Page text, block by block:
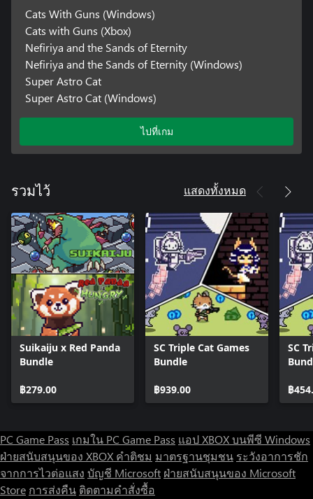
Cats With Guns (Windows)
Cats with Guns (Xbox)
Nefiriya and the Sands of Eternity
Nefiriya and the Sands of Eternity (Windows)
Super Astro Cat
Super Astro Cat (Windows)
ไปที่เกม
รวมไว้ แสดงทั้งหมด
Suikaiju x Red Panda
Bundle
฿279.00
SC Triple Cat Games
Bundle
฿939.00
SC
฿
PC Game Pass เกมใน PC Game Pass แอป XBOX บนพีซี Windows
ฝ่ายสนับสนุนของ XBOX คำติชม มาตรฐานชุมชน ระวังอาการชัก
จากการไวต่อแสง บัญชี Microsoft ฝ่ายสนับสนุนของ Microsoft
Store การส่งคืน ติดตามคำสั่งซื้อ